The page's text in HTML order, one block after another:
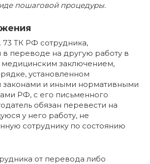
пошаговой процедуры.
73 ТК РФ сотрудника,
переводе на другую работу в
медицинским заключением,
установленном
и иными нормативными
РФ, с его письменного
обязан перевести на
у него работу, не
сотруднику по состоянию
от перевода либо